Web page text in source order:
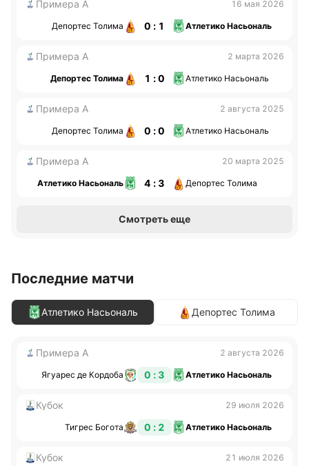
Примера А 16 мая 2026
Депортес Толима 0 : 1 Атлетико Насьональ
Примера А 2 марта 2026
Депортес Толима 1 : 0 Атлетико Насьональ
Примера А 2 августа 2025
Депортес Толима 0 : 0 Атлетико Насьональ
Примера А 20 марта 2025
Атлетико Насьональ 4 : 3 Депортес Толима
Смотреть еще
Последние матчи
Атлетико Насьональ Депортес Толима
Примера А 2 августа 2026
Ягуарес де Кордоба 0 : 3 Атлетико Насьональ
Кубок 29 июля 2026
Тигрес Богота 0 : 2 Атлетико Насьональ
Кубок 21 июля 2026